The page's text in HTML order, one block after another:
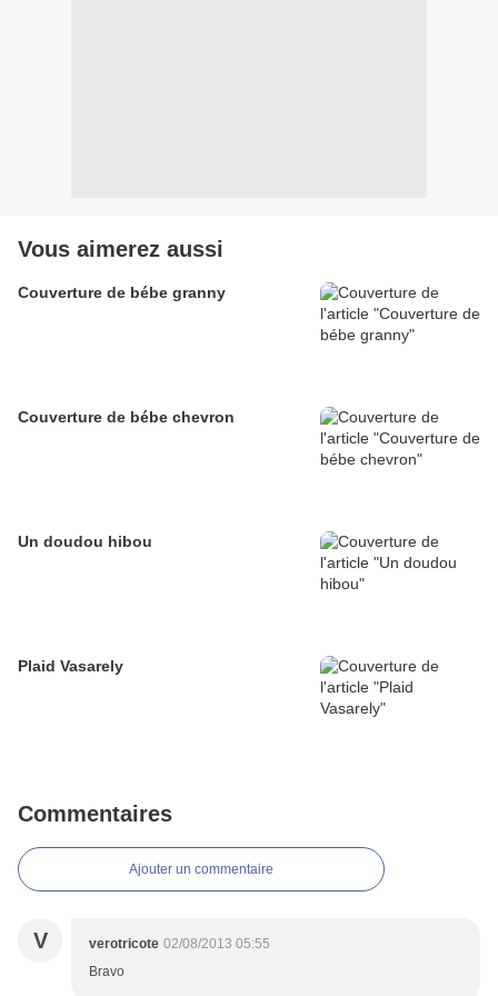
Vous aimerez aussi
Couverture de bébe granny
Couverture de bébe chevron
Un doudou hibou
Plaid Vasarely
Commentaires
Ajouter un commentaire
V verotricote 02/08/2013 05:55
Bravo